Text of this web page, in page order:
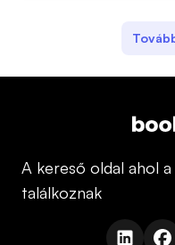
A kereső oldal ahol
találkoznak